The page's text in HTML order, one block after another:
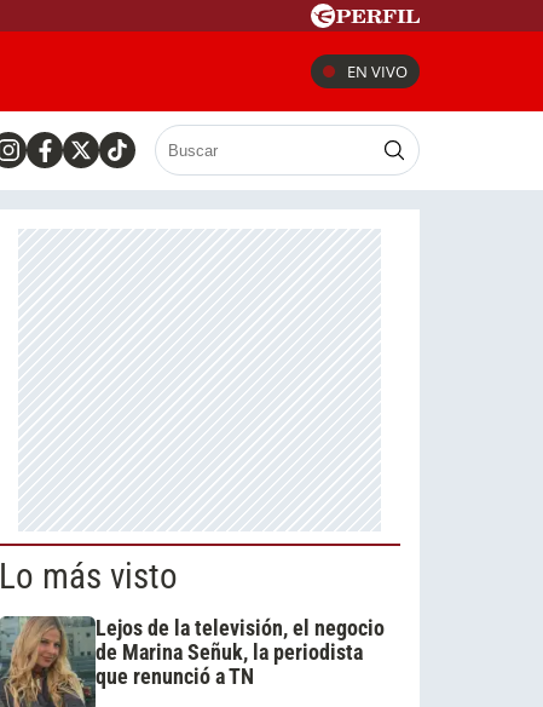
EN VIVO
Lo más visto
Lejos de la televisión, el negocio
de Marina Señuk, la periodista
que renunció a TN